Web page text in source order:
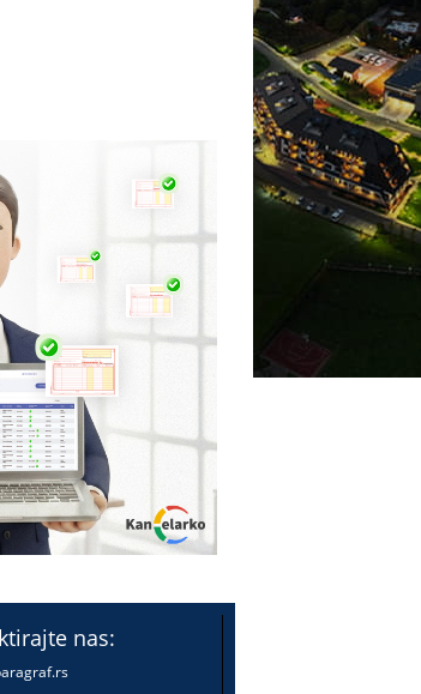
nas: